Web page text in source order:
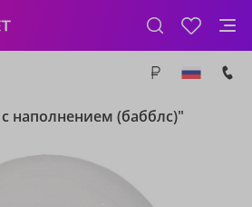
наполнением (бабблс)"